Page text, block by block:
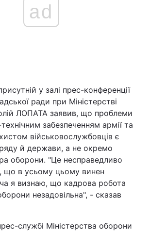
ad
у залі прес-конференції
ради при Міністерстві
ЛОПАТА заявив, що проблеми
забезпеченням армії та
військовослужбовців є
й держави, а не окремо
оборони. "Це несправедливо
що в усьому цьому винен
я визнаю, що кадрова робота
незадовільна", - сказав
службі Міністерства оборони